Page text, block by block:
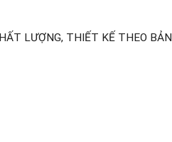
LƯỢNG, THIẾT KẾ THEO